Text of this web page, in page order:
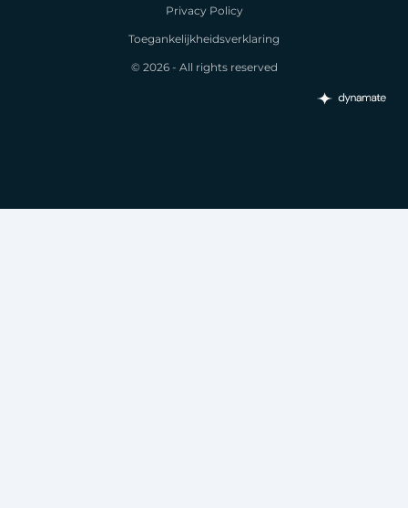
Privacy Policy
Toegankelijkheidsverklaring
© 2026 - All rights reserved